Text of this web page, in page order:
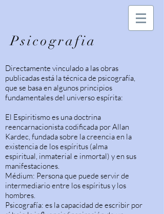
Psicografia
Directamente vinculado a las obras
publicadas está la técnica de psicografía,
que se basa en algunos principios
fundamentales del universo espírita:
El Espiritismo es una doctrina
reencarnacionista codificada por Allan
Kardec, fundada sobre la creencia en la
existencia de los espíritus (alma
espiritual, inmaterial e inmortal) y en sus
manifestaciones.
Médium: Persona que puede servir de
intermediario entre los espíritus y los
hombres.
Psicografía: es la capacidad de escribir por